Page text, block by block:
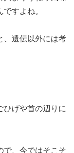
すよね。
、遺伝以外には考
ひげや首の辺りに
で、今ではそこそ